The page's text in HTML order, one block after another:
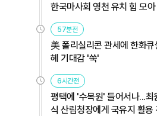
한국마사회 영천 유치 힘 모아
57분전
美 폴리실리콘 관세에 한화큐
혜 기대감 '쑥'
6시간전
평택에 '수목원' 들어서나...최
식 산림청장에게 국유지 활용